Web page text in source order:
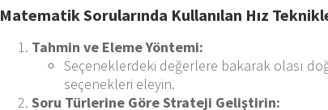
Matematik Sorularında Kullanılan Hız
Tahmin ve Eleme Yöntemi:
Seçeneklerdeki değerlere bakarak olası
seçenekleri eleyin.
Soru Türlerine Göre Strateji Geliştirin: